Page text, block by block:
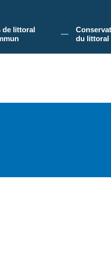
le site du Conservatoire du littoral,
de littoral
du littoral